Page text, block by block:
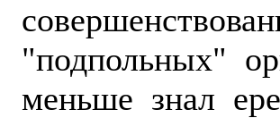
"подпольных"
меньше знал